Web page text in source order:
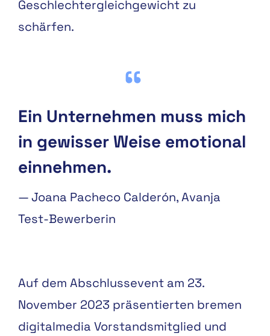
Geschlechtergleichgewicht zu
schärfen.
Ein Unternehmen muss mich
in gewisser Weise emotional
einnehmen.
—Joana Pacheco Calderón, Avanja
Test-Bewerberin
Auf dem Abschlussevent am 23.
November 2023 präsentierten bremen
digitalmedia Vorstandsmitglied und